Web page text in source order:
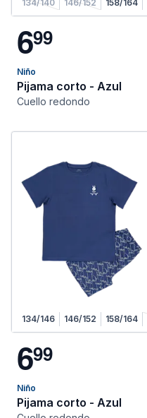
134/140 146/152 158/164
699
Niño
Pijama corto - Azul
Cuello redondo
134/146 146/152 158/164
699
Niño
Pijama corto - Azul